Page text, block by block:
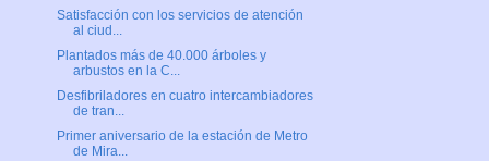
Satisfacción con los servicios de atención
al ciud...
Plantados más de 40.000 árboles y
arbustos en la C...
Desfibriladores en cuatro intercambiadores
de tran...
Primer aniversario de la estación de Metro
de Mira...